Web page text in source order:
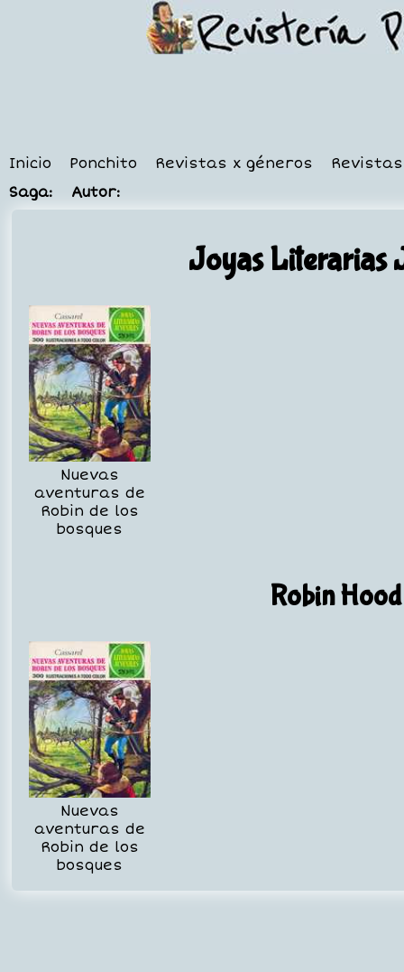
Inicio Ponchito Revistas x géneros
Saga:
Autor:
Joyas Literarias
Nuevas
aventuras de
Robin de los
bosques
Robin
Nuevas
aventuras de
Robin de los
bosques